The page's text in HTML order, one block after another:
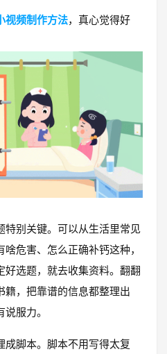
视频制作方法，真心觉得好
特别关键。可以从生活里常见
危害、怎么正确补钙这种，
好选题，就去收集资料。翻翻
籍，把靠谱的信息都整理出
服力。
成脚本。脚本不用写得太复